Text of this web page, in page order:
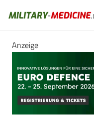
Anzeige